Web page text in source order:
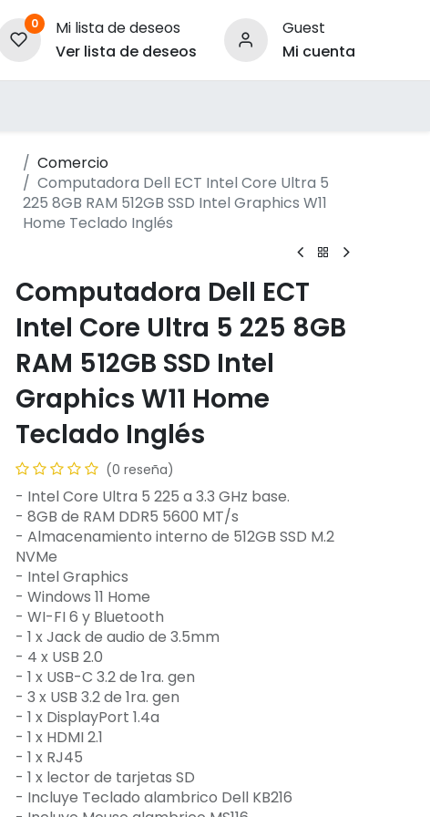
0
Mi lista de deseos
Ver lista de deseos
Guest
Mi cuenta
Comercio
Computadora Dell ECT Intel Core Ultra 5
225 8GB RAM 512GB SSD Intel Graphics W11
Home Teclado Inglés
Computadora Dell ECT
Intel Core Ultra 5 225 8GB
RAM 512GB SSD Intel
Graphics W11 Home
Teclado Inglés
(0 reseña)
- Intel Core Ultra 5 225 a 3.3 GHz base.
- 8GB de RAM DDR5 5600 MT/s
- Almacenamiento interno de 512GB SSD M.2
NVMe
- Intel Graphics
- Windows 11 Home
- WI-FI 6 y Bluetooth
- 1 x Jack de audio de 3.5mm
- 4 x USB 2.0
- 1 x USB-C 3.2 de 1ra. gen
- 3 x USB 3.2 de 1ra. gen
- 1 x DisplayPort 1.4a
- 1 x HDMI 2.1
- 1 x RJ45
- 1 x lector de tarjetas SD
- Incluye Teclado alambrico Dell KB216